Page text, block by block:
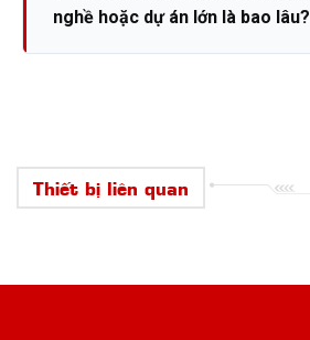
nghề hoặc dự án lớn là bao lâu?
Thiết bị liên quan